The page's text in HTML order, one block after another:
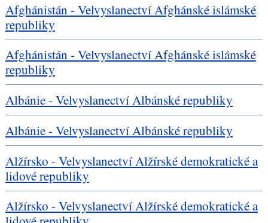
Afghánistán - Velvyslanectví Afghánské islámské
republiky
Afghánistán - Velvyslanectví Afghánské islámské
republiky
Albánie - Velvyslanectví Albánské republiky
Albánie - Velvyslanectví Albánské republiky
Alžírsko - Velvyslanectví Alžírské demokratické a
lidové republiky
Alžírsko - Velvyslanectví Alžírské demokratické a